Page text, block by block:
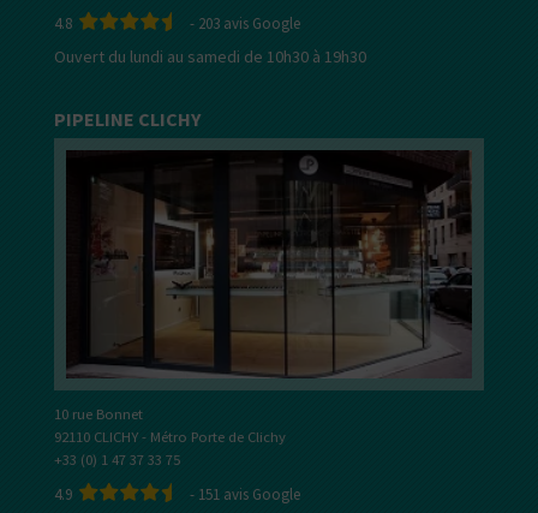
4.8 - 203 avis Google
Ouvert du lundi au samedi de 10h30 à 19h30
PIPELINE CLICHY
10 rue Bonnet
92110 CLICHY - Métro Porte de Clichy
+33 (0) 1 47 37 33 75
4.9 - 151 avis Google